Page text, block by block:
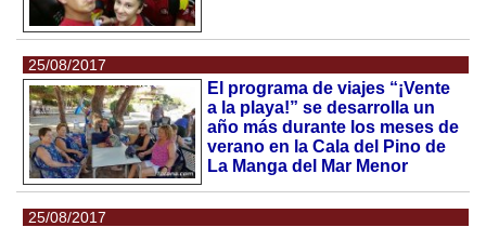
25/08/2017
El programa de viajes “¡Vente
a la playa!” se desarrolla un
año más durante los meses de
verano en la Cala del Pino de
La Manga del Mar Menor
25/08/2017